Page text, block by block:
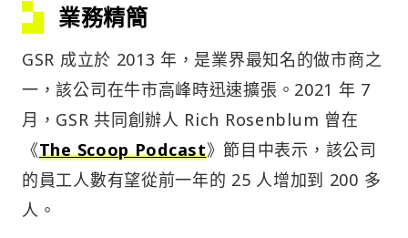
業務精簡
GSR 成立於 2013 年，是業界最知名的做市商之
一，該公司在牛市高峰時迅速擴張。2021 年 7
月，GSR 共同創辦人 Rich Rosenblum 曾在
《The Scoop Podcast》節目中表示，該公司
的員工人數有望從前一年的 25 人增加到 200 多
人。